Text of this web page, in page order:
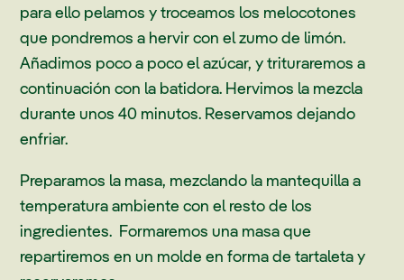
para ello pelamos y troceamos los melocotones
que pondremos a hervir con el zumo de limón.
Añadimos poco a poco el azúcar, y trituraremos a
continuación con la batidora. Hervimos la mezcla
durante unos 40 minutos. Reservamos dejando
enfriar.
Preparamos la masa, mezclando la mantequilla a
temperatura ambiente con el resto de los
ingredientes. Formaremos una masa que
repartiremos en un molde en forma de tartaleta y